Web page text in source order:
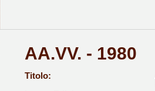
AA.VV. - 1980
Titolo: